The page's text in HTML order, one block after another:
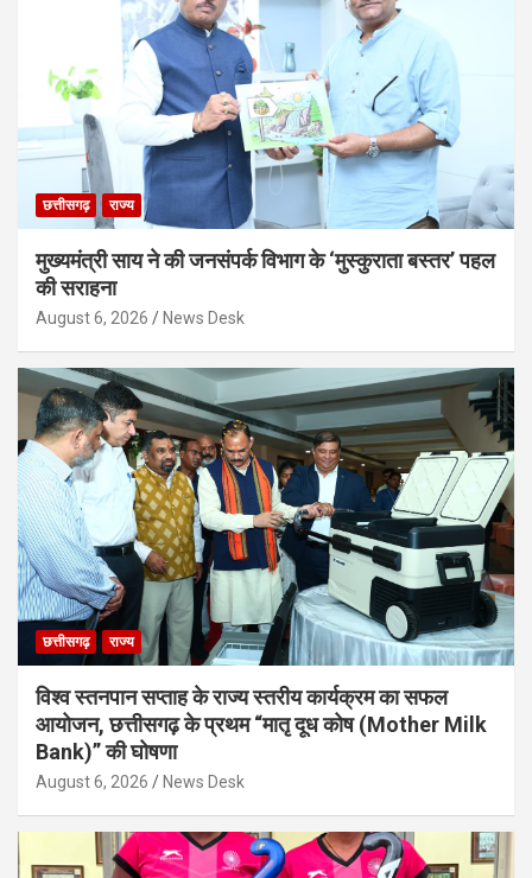
छत्तीसगढ़ राज्य
मुख्यमंत्री साय ने की जनसंपर्क विभाग के ‘मुस्कुराता बस्तर’ पहल
की सराहना
August 6, 2026 News Desk
छत्तीसगढ़ राज्य
विश्व स्तनपान सप्ताह के राज्य स्तरीय कार्यक्रम का सफल
आयोजन, छत्तीसगढ़ के प्रथम “मातृ दूध कोष (Mother Milk
Bank)” की घोषणा
August 6, 2026 News Desk